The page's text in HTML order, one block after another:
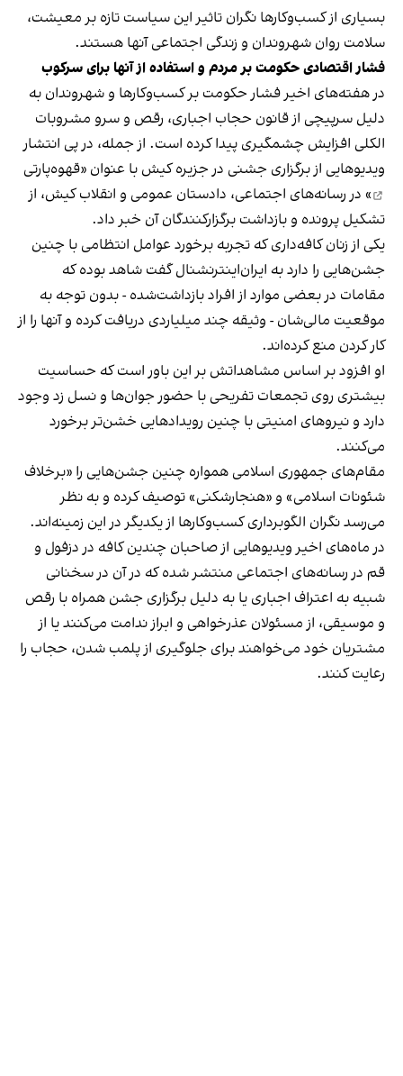
بسیاری از کسب‌وکارها نگران تاثیر این سیاست‌ تازه بر معیشت،
سلامت روان شهروندان و زندگی اجتماعی آنها هستند.
فشار اقتصادی حکومت بر مردم و استفاده از آنها برای سرکوب
در هفته‌های اخیر فشار حکومت بر کسب‌وکارها و شهروندان به
دلیل سرپیچی از قانون حجاب اجباری، رقص و سرو مشروبات
الکلی افزایش چشمگیری پیدا کرده است. از جمله، در پی انتشار
ویدیوهایی از برگزاری جشنی در جزیره کیش با عنوان «قهوه‌پارتی
» در رسانه‌های اجتماعی، دادستان عمومی و انقلاب کیش، از
تشکیل پرونده و بازداشت برگزارکنندگان آن خبر داد.
یکی از زنان کافه‌داری که تجربه برخورد عوامل انتظامی با چنین
جشن‌هایی را دارد به ایران‌اینترنشنال گفت شاهد بوده که
مقامات در بعضی موارد از افراد بازداشت‌‌شده - بدون توجه به
موقعیت مالی‌شان - وثیقه چند میلیاردی دریافت کرده و آنها را از
کار کردن منع کرده‌اند.
او افزود بر اساس مشاهداتش بر این باور است که حساسیت
بیشتری روی تجمعات تفریحی با حضور جوان‌ها و نسل زد وجود
دارد و نیروهای امنیتی با چنین رویدادهایی خشن‌تر برخورد
می‌کنند.
مقام‌های جمهوری اسلامی همواره چنین جشن‌هایی را «برخلاف
شئونات اسلامی» و «هنجارشکنی» توصیف کرده و به نظر
می‌رسد نگران الگوبرداری کسب‌وکارها از یکدیگر در این زمینه‌اند.
در ماه‌های اخیر ویدیوهایی از صاحبان چندین کافه در دزفول و
قم در رسانه‌های اجتماعی منتشر شده که در آن در سخنانی
شبیه به اعتراف اجباری یا به دلیل برگزاری جشن همراه با رقص
و موسیقی، از مسئولان عذرخواهی و ابراز ندامت می‌کنند یا از
مشتریان خود می‌خواهند برای جلوگیری از پلمب شدن، حجاب را
رعایت کنند.